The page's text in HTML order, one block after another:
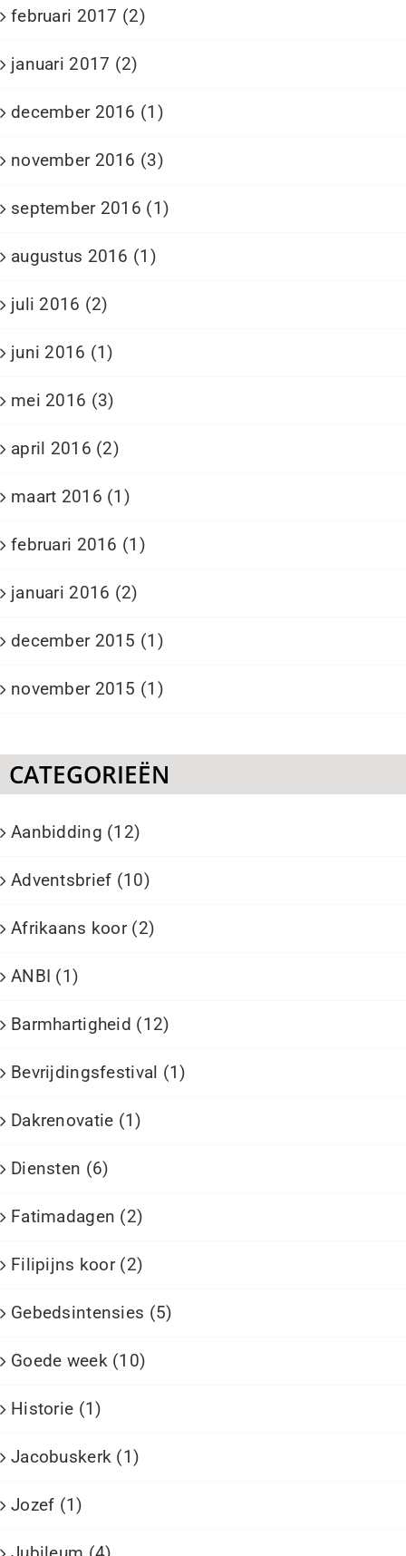
februari 2017 (2)
januari 2017 (2)
december 2016 (1)
november 2016 (3)
september 2016 (1)
augustus 2016 (1)
juli 2016 (2)
juni 2016 (1)
mei 2016 (3)
april 2016 (2)
maart 2016 (1)
februari 2016 (1)
januari 2016 (2)
december 2015 (1)
november 2015 (1)
CATEGORIEËN
Aanbidding (12)
Adventsbrief (10)
Afrikaans koor (2)
ANBI (1)
Barmhartigheid (12)
Bevrijdingsfestival (1)
Dakrenovatie (1)
Diensten (6)
Fatimadagen (2)
Filipijns koor (2)
Gebedsintensies (5)
Goede week (10)
Historie (1)
Jacobuskerk (1)
Jozef (1)